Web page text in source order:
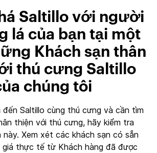
Saltillo với người
lá của bạn tại một
Khách sạn thân
thú cưng Saltillo
chúng tôi
đến Saltillo cùng thú cưng và cần tìm
thiện với thú cưng, hãy kiểm tra
này. Xem xét các khách sạn có sẵn
thực tế từ Khách hàng đã được